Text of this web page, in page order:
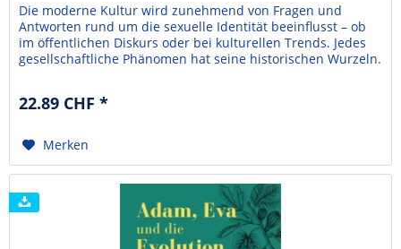
Die moderne Kultur wird zunehmend von Fragen und
Antworten rund um die sexuelle Identität beeinflusst – ob
im öffentlichen Diskurs oder bei kulturellen Trends. Jedes
gesellschaftliche Phänomen hat seine historischen Wurzeln.
worden. Im 20. Jahrhundert wurden...
22.89 CHF *
Merken